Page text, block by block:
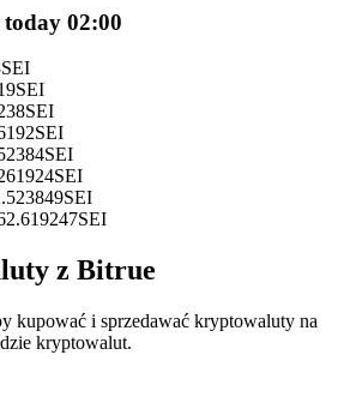
zysków i prowizjami z kopiowania
w tym informacje handlowe itp.
02:00
SEI
SEI
SEI
SEI
SEI
SEI
SEI
SEI
z Bitrue
kupować i sprzedawać kryptowaluty na
kryptowalut.